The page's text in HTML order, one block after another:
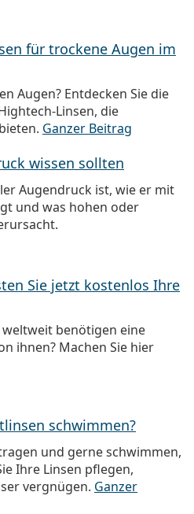
für trockene Augen im
Augen? Entdecken Sie die
Linsen, die
Ganzer Beitrag
wissen sollten
Augendruck ist, wie er mit
und was hohen oder
Sie jetzt kostenlos Ihre
benötigen eine
ihnen? Machen Sie hier
schwimmen?
und gerne schwimmen,
Ihre Linsen pflegen,
vergnügen. Ganzer